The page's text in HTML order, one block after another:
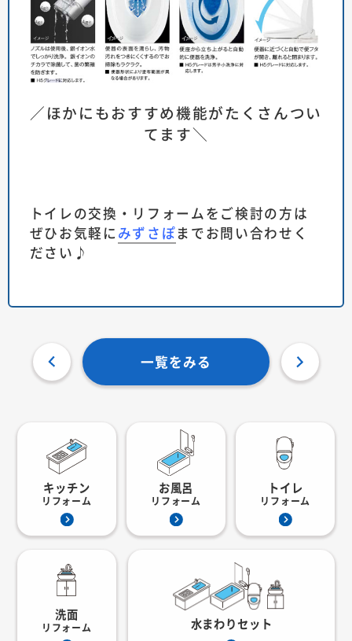
／ほかにもおすすめ機能がたくさんつい
てます＼
トイレの交換・リフォームをご検討の方は
ぜひお気軽に みずさぽまでお問い合わせく
ださい♪
一覧をみる
キッチン
リフォーム
お風呂
リフォーム
トイレ
リフォーム
洗面
リフォーム 水まわりセット